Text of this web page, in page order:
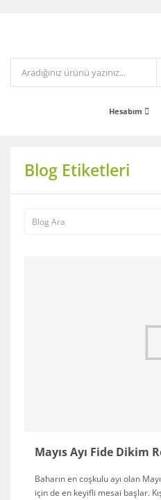
Hesabım
Blog Etiketleri
Baharın en coşkulu ayı olan
için de en keyifli mesai başlar.